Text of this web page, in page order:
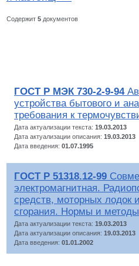
Содержит 5 документов
ГОСТ Р МЭК 730-2-9-94
устройства бытового и
требования к
Дата актуализации текста: 19.03.2013
Дата актуализации описания: 19.03.2013
Дата введения: 01.07.1995
ГОСТ Р 51318.12-99
электромагнитная.
средств, моторных лодок
сгорания. Нормы и
Дата актуализации текста: 19.03.2013
Дата актуализации описания: 19.03.2013
Дата введения: 01.01.2002